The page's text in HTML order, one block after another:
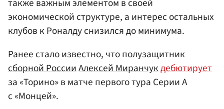
также важным элементом в своей
экономической структуре, а интерес остальных
клубов к Роналду снизился до минимума.
Ранее стало известно, что полузащитник
сборной РоссииАлексей Миранчукдебютирует
за «Торино» в матче первого тура Серии А
с «Монцей».